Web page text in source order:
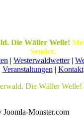
Die Wäller Welle!
Sender.
| Westerwaldwetter|
Veranstaltungen | Kontakt
Die Wäller Welle!
Joomla-Monster.com